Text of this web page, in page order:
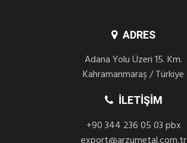
ADRES
Adana Yolu Üzeri 15. Km.
Kahramanmaraş / Türkiye
İLETIŞIM
+90 344 236 05 03 pbx